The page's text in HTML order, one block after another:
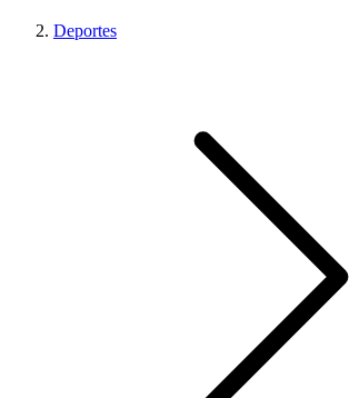
Deportes